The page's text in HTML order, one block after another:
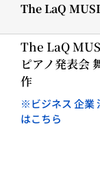
The LaQ
The LaQ
ピアノ発表会
作
※ビジネス 企業
はこちら